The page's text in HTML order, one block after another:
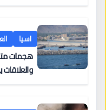
اسيا
هجمات